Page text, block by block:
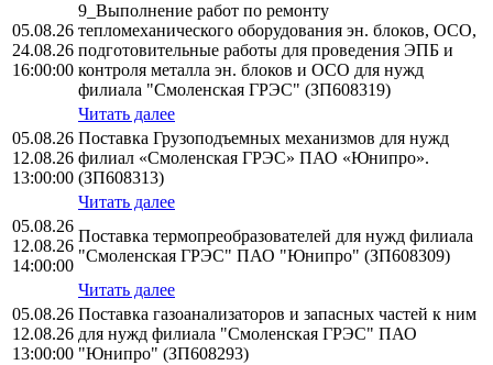
05.08.26
24.08.26
16:00:00
9_Выполнение работ по ремонту
тепломеханического оборудования эн. блоков, ОСО,
подготовительные работы для проведения ЭПБ и
контроля металла эн. блоков и ОСО для нужд
филиала "Смоленская ГРЭС" (ЗП608319)
Читать далее
05.08.26
12.08.26
13:00:00
Поставка Грузоподъемных механизмов для нужд
филиал «Смоленская ГРЭС» ПАО «Юнипро».
(ЗП608313)
Читать далее
05.08.26
12.08.26
14:00:00
Поставка термопреобразователей для нужд филиала
"Смоленская ГРЭС" ПАО "Юнипро" (ЗП608309)
Читать далее
05.08.26
12.08.26
13:00:00
Поставка газоанализаторов и запасных частей к ним
для нужд филиала "Смоленская ГРЭС" ПАО
"Юнипро" (ЗП608293)